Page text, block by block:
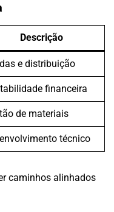
Descrição
e distribuição
financeira
de materiais
técnico
caminhos alinhados